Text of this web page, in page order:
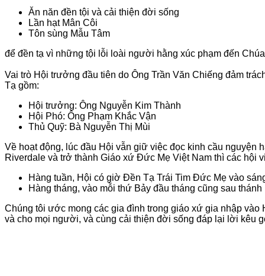
Ăn năn đền tội và cải thiện đời sống
Lần hạt Mân Côi
Tôn sùng Mẫu Tâm
để đền tạ vì những tội lỗi loài người hằng xúc phạm đến
Vai trò Hội trưởng đầu tiên do Ông Trần Văn Chiếng đảm
Tạ gồm:
Hội trưởng: Ông Nguyễn Kim Thành
Hội Phó: Ông Phạm Khắc Vận
Thủ Quỹ: Bà Nguyễn Thị Mùi
Về hoạt động, lúc đầu Hội vẫn giữ việc đọc kinh cầu
Riverdale và trở thành Giáo xứ Đức Mẹ Việt Nam thì các hội
Hàng tuần, Hội có giờ Đền Tạ Trái Tim Đức Mẹ vào
Hàng tháng, vào mỗi thứ Bảy đầu tháng cũng sau
Chúng tôi ước mong các gia đình trong giáo xứ gia nhập
và cho mọi người, và cùng cải thiện đời sống đáp lại lời kêu